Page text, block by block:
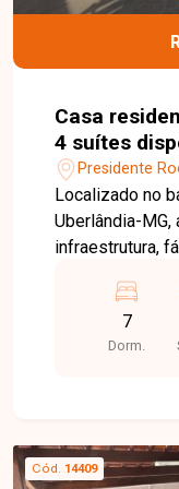
Casa
4 suítes
bairro
Uberlândia-
Presidente
Localizado no
Uberlândia-
infraestrutura,
opção tanto
imóvel possui
construída,
acabamento e
suítes,
7
Dorm.
Cód. 14409